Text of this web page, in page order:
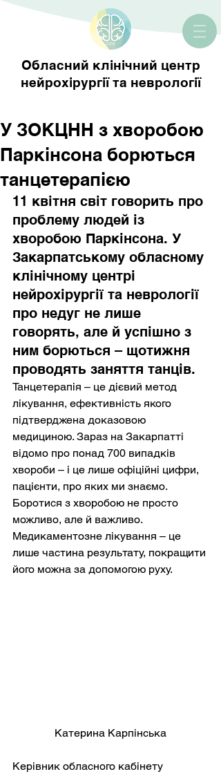
Обласний клінічний центр
нейрохірургії та неврології
У ЗОКЦНН з хворобою
Паркінсона борються
танцетерапією
11 квітня світ говорить про
проблему людей із
хворобою Паркінсона. У
Закарпатському обласному
клінічному центрі
нейрохірургії та неврології
про недуг не лише
говорять, але й успішно з
ним борються – щотижня
проводять заняття танців.
Танцетерапія – це дієвий метод
лікування, ефективність якого
підтверджена доказовою
медициною. Зараз на Закарпатті
відомо про понад 700 випадків
хвороби – і це лише офіційні цифри,
пацієнти, про яких ми знаємо.
Боротися з хворобою не просто
можливо, але й важливо.
Медикаментозне лікування – це
лише частина результату, покращити
його можна за допомогою руху.
Катерина Карпінська
Керівник обласного кабінету